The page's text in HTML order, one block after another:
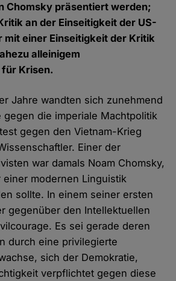
Chomsky präsentiert werden;
an der Einseitigkeit der US-
mit einer Einseitigkeit der Kritik
alleinigem
Krisen.
Jahre wandten sich zunehmend
gegen die imperiale Machtpolitik
gegen den Vietnam-Krieg
Einer der
war damals Noam Chomsky,
einer modernen Linguistik
sollte. In einem seiner ersten
gegenüber den Intellektuellen
Es sei gerade deren
durch eine privilegierte
sich der Demokratie,
verpflichtet gegen diese